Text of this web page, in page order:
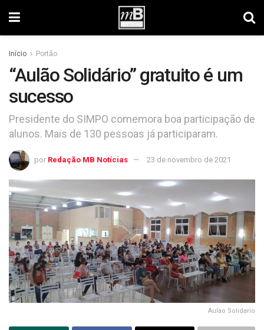
Início Portão
“Aulão Solidário” gratuito é um
sucesso
Presidente do SIMPO comemora boa participação de
alunos. Mais de 130 pessoas já participaram.
por Redação MB Notícias 23 de novembro de 2021
Aulao Solidario